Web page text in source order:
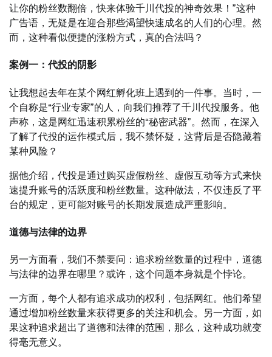
让你的粉丝数翻倍，快来体验千川代投的神奇效果！”这种
广告语，无疑是在迎合那些渴望快速成名的人们的心理。然
而，这种看似便捷的涨粉方式，真的合法吗？
案例一：代投的阴影
让我想起去年在某个网红孵化班上遇到的一件事。当时，一
个自称是“行业专家”的人，向我们推荐了千川代投服务。他
声称，这是网红迅速积累粉丝的“秘密武器”。然而，在深入
了解了代投的运作模式后，我不禁怀疑，这背后是否隐藏着
某种风险？
据他介绍，代投是通过购买虚假粉丝、虚假互动等方式来快
速提升账号的活跃度和粉丝数量。这种做法，不仅违反了平
台的规定，更可能对账号的长期发展造成严重影响。
道德与法律的边界
另一方面看，我们不禁要问：追求粉丝数量的过程中，道德
与法律的边界在哪里？或许，这个问题本身就是个悖论。
一方面，每个人都有追求成功的权利，包括网红。他们希望
通过增加粉丝数量来获得更多的关注和机会。另一方面，如
果这种追求超出了道德和法律的范围，那么，这种成功就变
得毫无意义。